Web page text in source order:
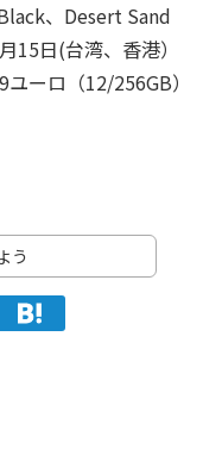
、Desert Sand
15日(台湾、香港）
ユーロ（12/256GB）
う